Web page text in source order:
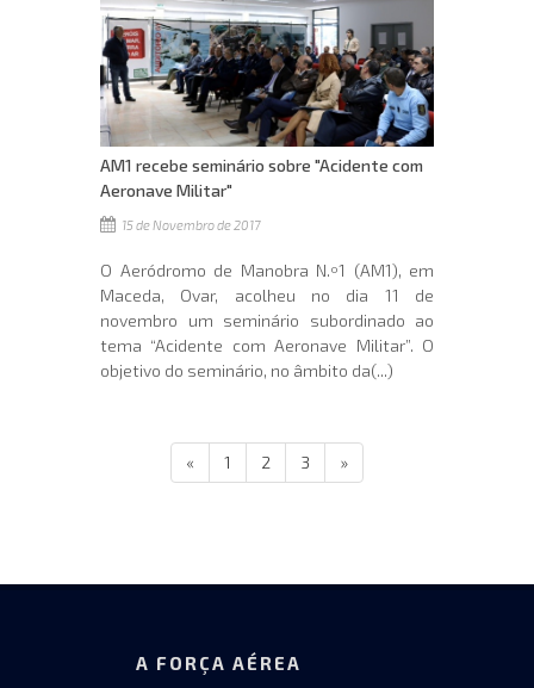
AM1 recebe seminário sobre "Acidente com
Aeronave Militar"
15 de Novembro de 2017
O Aeródromo de Manobra N.º1 (AM1), em
Maceda, Ovar, acolheu no dia 11 de
novembro um seminário subordinado ao
tema “Acidente com Aeronave Militar”. O
objetivo do seminário, no âmbito da(...)
« 1 2 3 »
A FORÇA AÉREA